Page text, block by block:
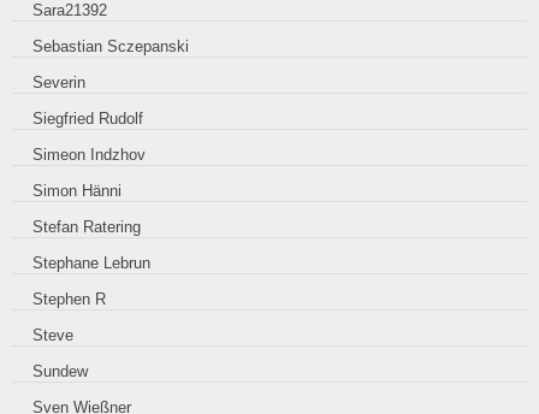
Sara21392
Sebastian Sczepanski
Severin
Siegfried Rudolf
Simeon Indzhov
Simon Hänni
Stefan Ratering
Stephane Lebrun
Stephen R
Steve
Sundew
Sven Wießner